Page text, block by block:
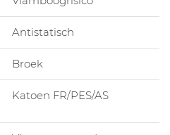
Antistatisch
Broek
Katoen FR/PES/AS